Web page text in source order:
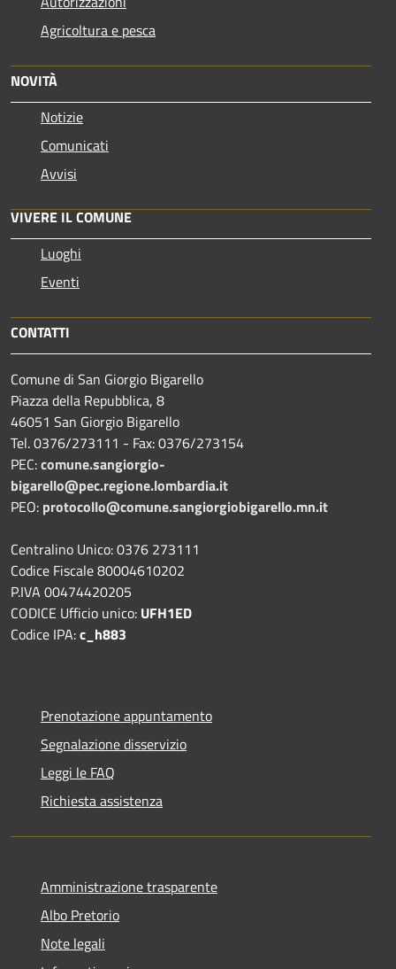
Agricoltura e pesca
NOVITÀ
Notizie
Comunicati
Avvisi
VIVERE IL COMUNE
Luoghi
Eventi
CONTATTI
Comune di San Giorgio Bigarello
Piazza della Repubblica, 8
46051 San Giorgio Bigarello
Tel. 0376/273111 - Fax: 0376/273154
PEC:comune.sangiorgio-
bigarello@pec.regione.lombardia.it
PEO: protocollo@comune.sangiorgiobigarello.mn.it
Centralino Unico: 0376 273111
Codice Fiscale 80004610202
P.IVA 00474420205
CODICE Ufficio unico: UFH1ED
Codice IPA:c_h883
Prenotazione appuntamento
Segnalazione disservizio
Leggi le FAQ
Richiesta assistenza
Amministrazione trasparente
Albo Pretorio
Note legali